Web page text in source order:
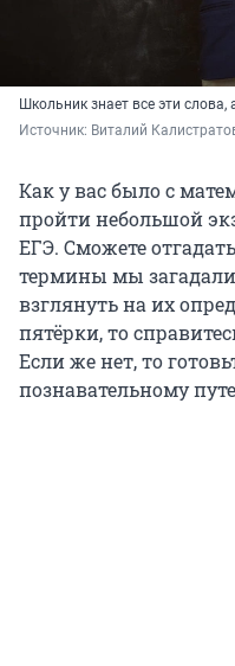
Школьник знает все эти слова,
Источник: Виталий
Как у вас было с
пройти небольшой
ЕГЭ. Сможете
термины мы
взглянуть на их
пятёрки, то
Если же нет, то
познавательному